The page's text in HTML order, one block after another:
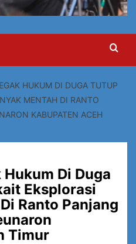
HUKUM DI DUGA TUTUP
MENTAH DI RANTO
KABUPATEN ACEH
Di Duga
Eksplorasi
Ranto Panjang
Timur